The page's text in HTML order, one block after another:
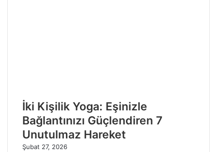
İki Kişilik Yoga: Eşinizle
Bağlantınızı Güçlendiren 7
Unutulmaz Hareket
Şubat 27, 2026